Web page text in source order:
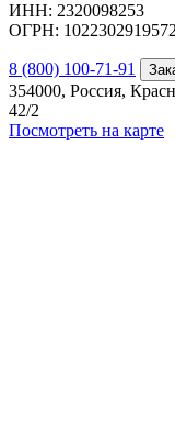
ИНН: 2320098253
ОГРН: 1022302919572
8 (800) 100-71-91
354000, Россия,
42/2
Посмотреть на карте